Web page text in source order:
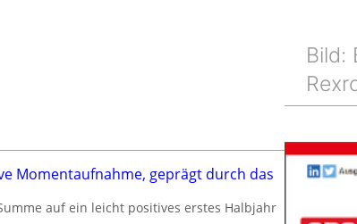
Momentaufnahme, geprägt durch das
auf ein leicht positives erstes Halbjahr
Bild: